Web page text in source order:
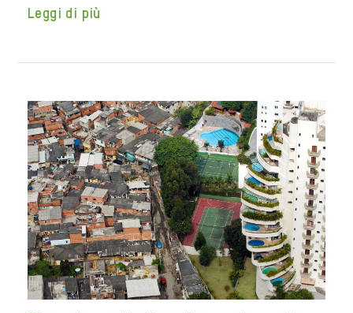
Leggi di più